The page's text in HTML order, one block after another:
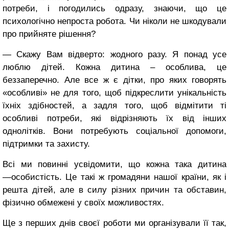
потреби, і погодились одразу, знаючи, що це
психологічно непроста робота. Чи ніколи не шкодували
про прийняте рішення?
― Скажу Вам відверто: жодного разу. Я понад усе
люблю дітей. Кожна дитина – особлива, це
беззаперечно. Але все ж є дітки, про яких говорять
«особливі» не для того, щоб підкреслити унікальність
їхніх здібностей, а задля того, щоб відмітити ті
особливі потреби, які відрізняють їх від інших
однолітків. Вони потребують соціальної допомоги,
підтримки та захисту.
Всі ми повинні усвідомити, що кожна така дитина
―особистість. Це такі ж громадяни нашої країни, як і
решта дітей, але в силу різних причин та обставин,
фізично обмежені у своїх можливостях.
Ще з перших днів своєї роботи ми організували її так,